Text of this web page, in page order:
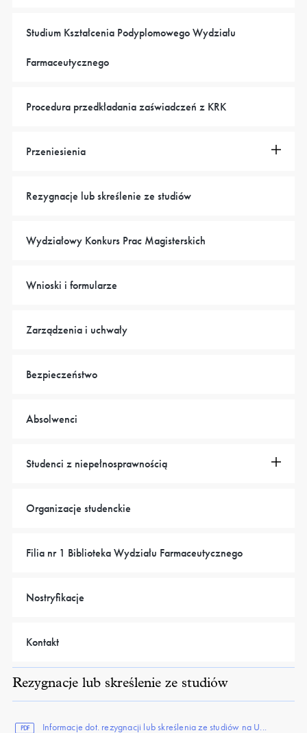
Studium Kształcenia Podyplomowego Wydziału
Farmaceutycznego
Procedura przedkładania zaświadczeń z KRK
Przeniesienia
Rezygnacje lub skreślenie ze studiów
Wydziałowy Konkurs Prac Magisterskich
Wnioski i formularze
Zarządzenia i uchwały
Bezpieczeństwo
Absolwenci
Studenci z niepełnosprawnością
Organizacje studenckie
Filia nr 1 Biblioteka Wydziału Farmaceutycznego
Nostryfikacje
Kontakt
Rezygnacje lub skreślenie ze studiów
PDF Informacje dot. rezygnacji lub skreślenia ze studiów na U...